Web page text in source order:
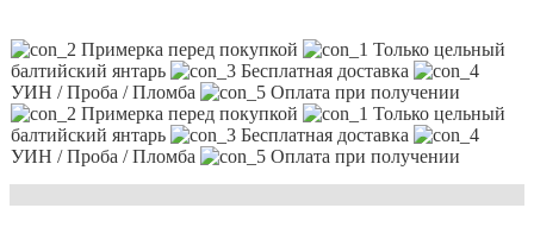
Примерка перед покупкой
Только цельный
балтийский янтарь
Бесплатная доставка
УИН / Проба / Пломба
Оплата при получении
Примерка перед покупкой
Только цельный
балтийский янтарь
Бесплатная доставка
УИН / Проба / Пломба
Оплата при получении